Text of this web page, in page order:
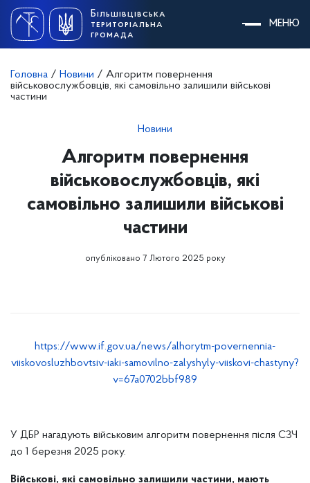
content
Більшівцівська
територіальна
громада
МЕНЮ
Головна / Новини / Алгоритм повернення
військовослужбовців, які самовільно залишили військові
частини
Новини
Алгоритм повернення
військовослужбовців, які
самовільно залишили військові
частини
опубліковано 7 Лютого 2025 року
https://www.if.gov.ua/news/alhorytm-povernennia-
viiskovosluzhbovtsiv-iaki-samovilno-zalyshyly-viiskovi-chastyny?
v=67a0702bbf989
У ДБР нагадують військовим алгоритм повернення після СЗЧ
до 1 березня 2025 року.
Військові, які самовільно залишили частини, мають